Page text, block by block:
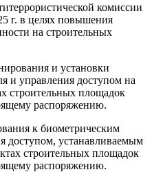
комиссии
г. в целях повышения
на строительных
и установки
и управления доступом на
строительных площадок
распоряжению.
к биометрическим
доступом, устанавливаемым
строительных площадок
распоряжению.